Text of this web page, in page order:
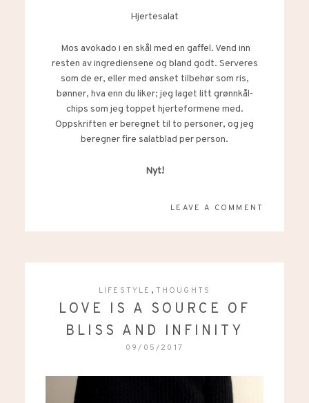
Hjertesalat
Mos avokado i en skål med en gaffel. Vend inn
resten av ingrediensene og bland godt. Serveres
som de er, eller med ønsket tilbehør som ris,
bønner, hva enn du liker; jeg laget litt grønnkål-
chips som jeg toppet hjerteformene med.
Oppskriften er beregnet til to personer, og jeg
beregner fire salatblad per person.
Nyt!
LEAVE A COMMENT
LIFESTYLE , THOUGHTS
LOVE IS A SOURCE OF
BLISS AND INFINITY
09/05/2017